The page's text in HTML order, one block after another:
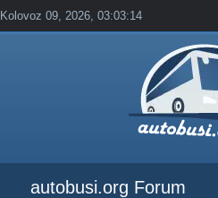
Kolovoz 09, 2026, 03:03:14
autobusi.org Forum